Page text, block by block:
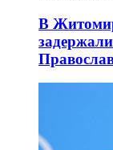
В